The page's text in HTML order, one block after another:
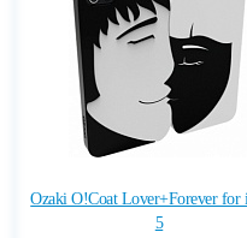
Ozaki O!Coat Lover+Forever for
5